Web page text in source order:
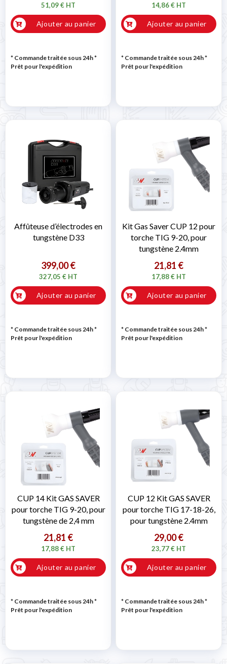
51,09 € HT
Ajouter au panier
* Commande traitée sous 24h*
Prêt pour l'expédition
14,86 € HT
Ajouter au panier
* Commande traitée sous 24h*
Prêt pour l'expédition
Affûteuse d’électrodes en
tungstène D33
399,00 €
327,05 € HT
Ajouter au panier
* Commande traitée sous 24h*
Prêt pour l'expédition
Kit Gas Saver CUP 12 pour
torche TIG 9-20, pour
tungstène 2.4mm
21,81 €
17,88 € HT
Ajouter au panier
* Commande traitée sous 24h*
Prêt pour l'expédition
CUP 14 Kit GAS SAVER
pour torche TIG 9-20, pour
tungstène de 2,4 mm
21,81 €
17,88 € HT
Ajouter au panier
* Commande traitée sous 24h*
Prêt pour l'expédition
CUP 12 Kit GAS SAVER
pour torche TIG 17-18-26,
pour tungstène 2.4mm
29,00 €
23,77 € HT
Ajouter au panier
* Commande traitée sous 24h*
Prêt pour l'expédition